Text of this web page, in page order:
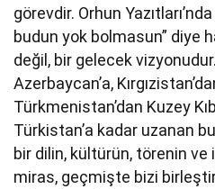
görevdir. Orhun
budun yok bolmasun” diye
değil, bir gelecek
Azerbaycan’a,
Türkmenistan’dan Kuzey
Türkistan’a kadar uzanan
bir dilin, kültürün, törenin ve
miras, geçmişte bizi